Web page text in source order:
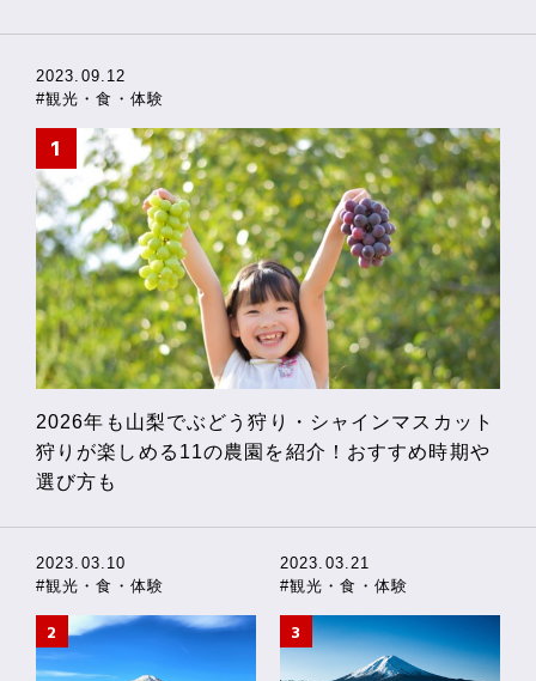
2023.09.12
#観光・食・体験
2026年も山梨でぶどう狩り・シャインマスカット
狩りが楽しめる11の農園を紹介！おすすめ時期や
選び方も
2023.03.10
#観光・食・体験
2023.03.21
#観光・食・体験